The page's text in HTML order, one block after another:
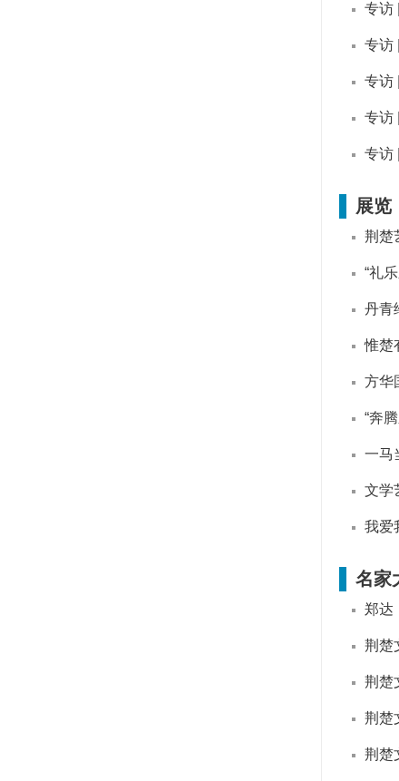
专访
专访
专访
专访
专访
展览
荆楚
“礼
丹青
惟楚
方华
“奔
一马
文学
我爱
名家
郑达
荆楚
荆楚
荆楚
荆楚